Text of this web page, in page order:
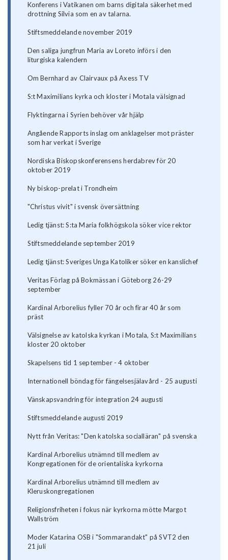
Konferens i Vatikanen om barns digitala säkerhet med
drottning Silvia som en av talarna.
Stiftsmeddelande november 2019
Den saliga jungfrun Maria av Loreto införs i den
liturgiska kalendern
Om Bernhard av Clairvaux på Axess TV
S:t Maximilians kyrka och kloster i Motala välsignad
Flyktingarna i Syrien behöver vår hjälp
Angående Rapports inslag om anklagelser mot präster
som har verkat i Sverige
Nordiska Biskopskonferensens herdabrev för 20
oktober 2019
Ny biskop-prelat i Trondheim
"Christus vivit" i svensk översättning
Ledig tjänst: S:ta Maria folkhögskola söker vice rektor
Stiftsmeddelande september 2019
Ledig tjänst: Sveriges Unga Katoliker söker en kanslichef
Veritas Förlag på Bokmässan i Göteborg 26-29
september
Kardinal Arborelius fyller 70 år och firar 40 år som
präst
Välsignelse av katolska kyrkan i Motala, S:t Maximilians
kloster 20 oktober
Skapelsens tid 1 september - 4 oktober
Internationell böndag för fängelsesjälavård - 25 augusti
Vänskapsvandring för integration 24 augusti
Stiftsmeddelande augusti 2019
Nytt från Veritas: "Den katolska socialläran" på svenska
Kardinal Arborelius utnämnd till medlem av
Kongregationen för de orientaliska kyrkorna
Kardinal Arborelius utnämnd till medlem av
Kleruskongregationen
Religionsfriheten i fokus när kyrkorna mötte Margot
Wallström
Moder Katarina OSB i "Sommarandakt" på SVT2 den
21 juli